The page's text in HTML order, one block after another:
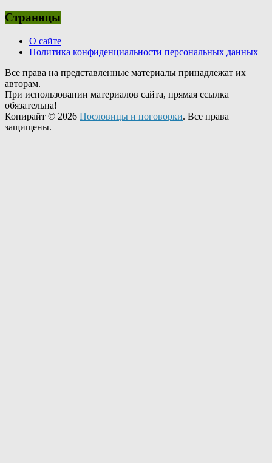
Страницы
О сайте
Политика конфиденциальности персональных данных
Все права на представленные материалы принадлежат их
авторам.
При использовании материалов сайта, прямая ссылка
обязательна!
Копирайт © 2026 Пословицы и поговорки. Все права
защищены.